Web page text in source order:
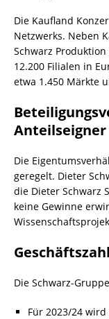
Die Kaufland
Netzwerks. Neben
Schwarz
12.200 Filialen in
etwa 1.450 Märkte
Anteilseigner
Die
geregelt. Dieter
die Dieter Schwarz
keine Gewinne
Die Schwarz-
Für 2023/24